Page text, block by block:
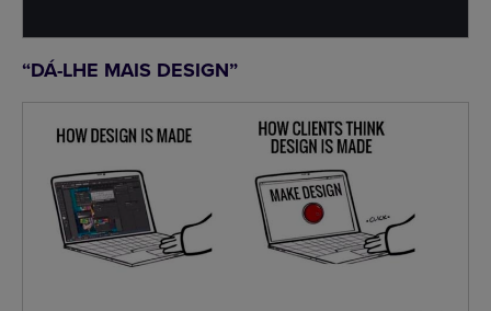
“DÁ-LHE MAIS DESIGN”